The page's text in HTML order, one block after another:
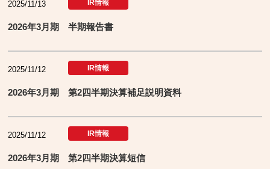
2025/11/13 IR情報
2026年3月期 半期報告書
2025/11/12 IR情報
2026年3月期 第2四半期決算補足説明資料
2025/11/12 IR情報
2026年3月期 第2四半期決算短信